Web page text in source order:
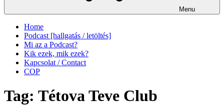
Menu
Home
Podcast [hallgatás / letöltés]
Mi az a Podcast?
Kik ezek, mik ezek?
Kapcsolat / Contact
COP
Tag: Tétova Teve Club